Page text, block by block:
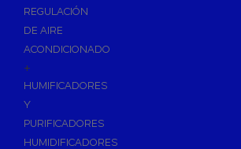
Bombas Circuladoras / Grupos de
Bombas de Calefacción
Bombas Simples para ACS
Calderas
Grupos Térmicos de Gasóleo
REGULACIÓN
DE AIRE
ACONDICIONADO
+
HUMIFICADORES
Y
PURIFICADORES
HUMIDIFICADORES